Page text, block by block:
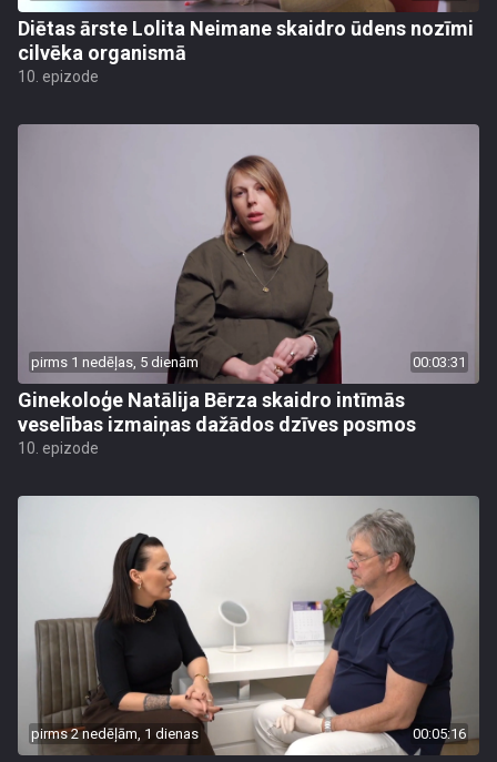
Diētas ārste Lolita Neimane skaidro ūdens nozīmi
cilvēka organismā
10. epizode
pirms 1 nedēļas, 5 dienām 00:03:31
Ginekoloģe Natālija Bērza skaidro intīmās
veselības izmaiņas dažādos dzīves posmos
10. epizode
pirms 2 nedēļām, 1 dienas 00:05:16